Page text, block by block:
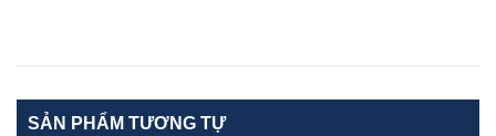
SẢN PHẨM TƯƠNG TỰ